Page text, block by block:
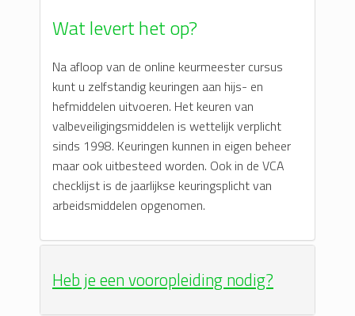
Wat levert het op?
Na afloop van de online keurmeester cursus
kunt u zelfstandig keuringen aan hijs- en
hefmiddelen uitvoeren. Het keuren van
valbeveiligingsmiddelen is wettelijk verplicht
sinds 1998. Keuringen kunnen in eigen beheer
maar ook uitbesteed worden. Ook in de VCA
checklijst is de jaarlijkse keuringsplicht van
arbeidsmiddelen opgenomen.
Heb je een vooropleiding nodig?